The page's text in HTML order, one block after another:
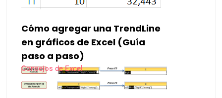
Cómo agregar una TrendLine
en gráficos de Excel (Guía
paso a paso)
Consejos de Excel